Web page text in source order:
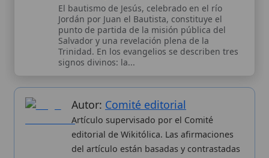
usando fuentes catolicas: escritos
patrísticos, de santos, artículos
teológicos, documentos históricos, actas
de concilios, encíclicas, fuentes
magisteriales y documentos oficiales de
Wikitólica © 2026. Enciclopedia del patrimonio doctrinal,
histórico y litúrgico de la Iglesia Católica. Parte de la red formativa
Curso Católico,Buscador CatólicoyCustodio Animae. Con
analíticas anónimas. LicenciaCC BY-SA(texto). Editado en